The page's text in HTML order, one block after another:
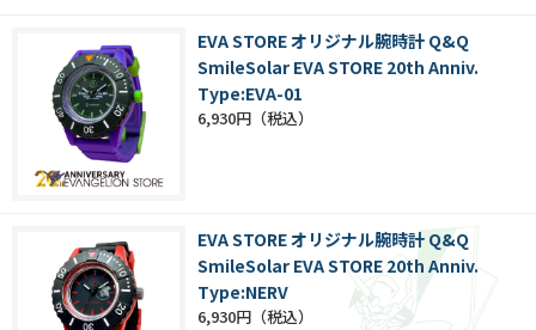
EVA STORE オリジナル腕時計 Q&Q
SmileSolar EVA STORE 20th Anniv.
Type:EVA-01
6,930円
EVA STORE オリジナル腕時計 Q&Q
SmileSolar EVA STORE 20th Anniv.
Type:NERV
6,930円